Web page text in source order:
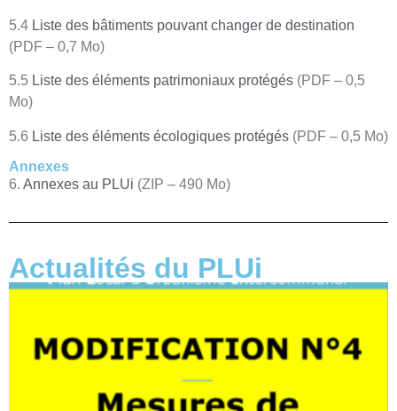
5.4 Liste des bâtiments pouvant changer de destination
(PDF – 0,7 Mo)
5.5 Liste des éléments patrimoniaux protégés (PDF – 0,5
Mo)
5.6 Liste des éléments écologiques protégés (PDF – 0,5 Mo)
Annexes
6. Annexes au PLUi (ZIP – 490 Mo)
Actualités du PLUi